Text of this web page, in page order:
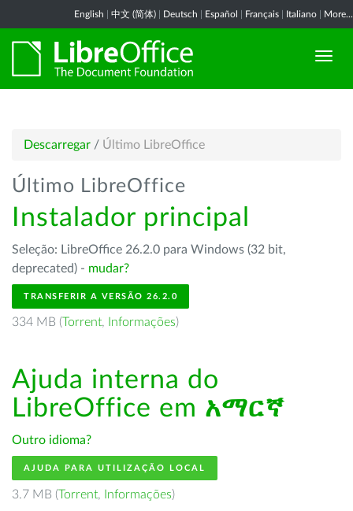
English 中文 (简体) Deutsch Español Français Italiano More...
Descarregar / Último LibreOffice
Último LibreOffice
Instalador principal
Seleção: LibreOffice 26.2.0 para Windows (32 bit,
deprecated) - mudar?
TRANSFERIR A VERSÃO 26.2.0
334 MB (Torrent, Informações)
Ajuda interna do
LibreOffice em አማርኛ
Outro idioma?
AJUDA PARA UTILIZAÇÃO LOCAL
3.7 MB (Torrent, Informações)